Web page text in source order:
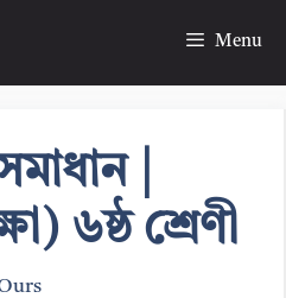
Menu
|
৬ষ্ঠ শ্রেণী